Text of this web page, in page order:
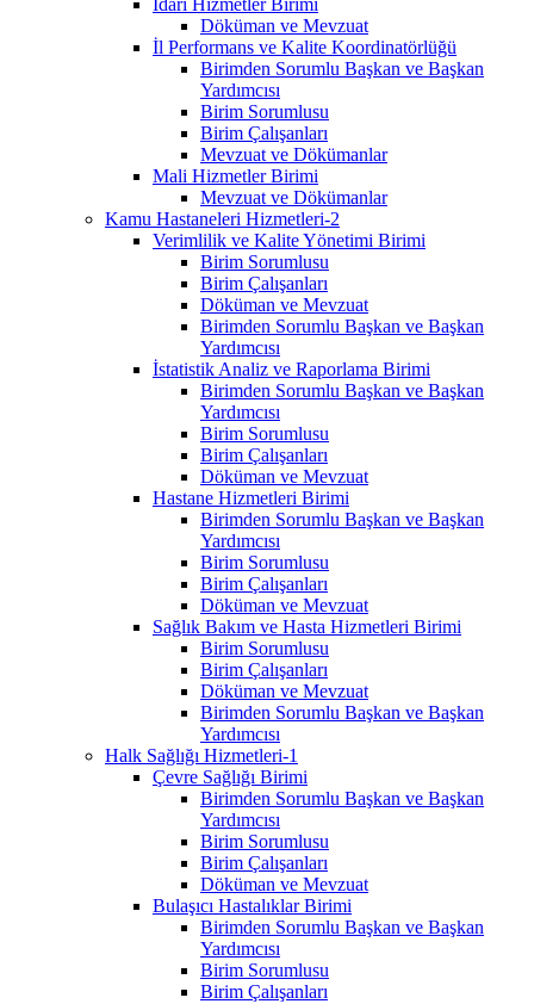
Döküman ve Mevzuat
İl Performans ve Kalite Koordinatörlüğü
Birimden Sorumlu Başkan ve Başkan
Yardımcısı
Birim Sorumlusu
Birim Çalışanları
Mevzuat ve Dökümanlar
Mali Hizmetler Birimi
Mevzuat ve Dökümanlar
Kamu Hastaneleri Hizmetleri-2
Verimlilik ve Kalite Yönetimi Birimi
Birim Sorumlusu
Birim Çalışanları
Döküman ve Mevzuat
Birimden Sorumlu Başkan ve Başkan
Yardımcısı
İstatistik Analiz ve Raporlama Birimi
Birimden Sorumlu Başkan ve Başkan
Yardımcısı
Birim Sorumlusu
Birim Çalışanları
Döküman ve Mevzuat
Hastane Hizmetleri Birimi
Birimden Sorumlu Başkan ve Başkan
Yardımcısı
Birim Sorumlusu
Birim Çalışanları
Döküman ve Mevzuat
Sağlık Bakım ve Hasta Hizmetleri Birimi
Birim Sorumlusu
Birim Çalışanları
Döküman ve Mevzuat
Birimden Sorumlu Başkan ve Başkan
Yardımcısı
Halk Sağlığı Hizmetleri-1
Çevre Sağlığı Birimi
Birimden Sorumlu Başkan ve Başkan
Yardımcısı
Birim Sorumlusu
Birim Çalışanları
Döküman ve Mevzuat
Bulaşıcı Hastalıklar Birimi
Birimden Sorumlu Başkan ve Başkan
Yardımcısı
Birim Sorumlusu
Birim Çalışanları